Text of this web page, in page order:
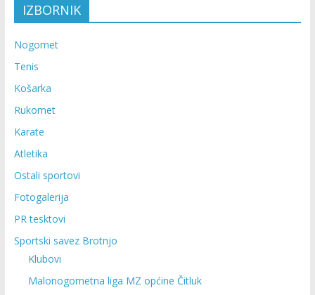
IZBORNIK
Nogomet
Tenis
Košarka
Rukomet
Karate
Atletika
Ostali sportovi
Fotogalerija
PR tesktovi
Sportski savez Brotnjo
Klubovi
Malonogometna liga MZ općine Čitluk